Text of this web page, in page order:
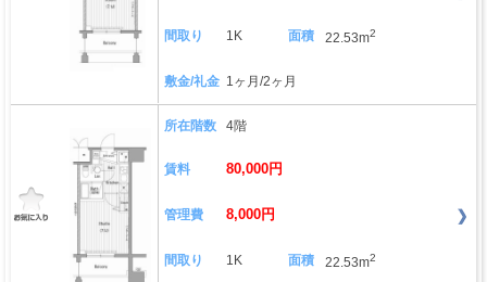
間取り 1K 面積 22.53m2
敷金/礼金 1ヶ月/2ヶ月
所在階数 4階
賃料 80,000円
管理費 8,000円
間取り 1K 面積 22.53m2